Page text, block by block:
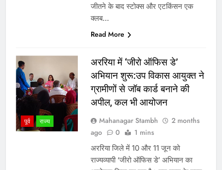
जीतने के बाद स्टोक्स और एटकिंसन एक
क्लब…
Read More
पूर्व राज्य
अररिया में ‘जीरो ऑफिस डे’
अभियान शुरू:उप विकास आयुक्त ने
ग्रामीणों से जॉब कार्ड बनाने की
अपील, कल भी आयोजन
Mahanagar Stambh
2 months
ago
0 1 mins
अररिया जिले में 10 और 11 जून को
राज्यव्यापी ‘जीरो ऑफिस डे’ अभियान का